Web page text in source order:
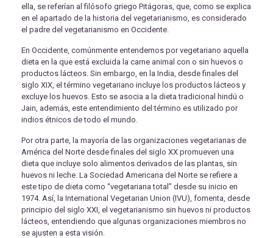
ella, se referían al filósofo griego Pitágoras, que, como se explica
en el apartado de la historia del vegetarianismo, es considerado
el padre del vegetarianismo en Occidente.
En Occidente, comúnmente entendemos por vegetariano aquella
dieta en la que está excluida la carne animal con o sin huevos o
productos lácteos. Sin embargo, en la India, desde finales del
siglo XIX, el término vegetariano incluye los productos lácteos y
excluye los huevos. Esto se asocia a la dieta tradicional hindú o
Jain, además, este entendimiento del término es utilizado por
indios étnicos de todo el mundo.
Por otra parte, la mayoría de las organizaciones vegetarianas de
América del Norte desde finales del siglo XX promueven una
dieta que incluye solo alimentos derivados de las plantas, sin
huevos ni leche. La Sociedad Americana del Norte se refiere a
este tipo de dieta como “vegetariana total” desde su inicio en
1974. Así, la International Vegetarian Union (IVU), fomenta, desde
principio del siglo XXI, el vegetarianismo sin huevos ni productos
lácteos, entendiendo que algunas organizaciones miembros no
se ajusten a esta visión.